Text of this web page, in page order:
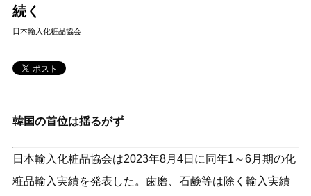
続く
日本輸入化粧品協会
韓国の首位は揺るがず
日本輸入化粧品協会は2023年8月4日に同年1～6月期の化
粧品輸入実績を発表した。歯磨、石鹸等は除く輸入実績